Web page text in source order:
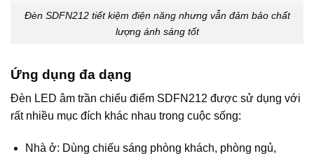
Đèn SDFN212 tiết kiệm điện năng nhưng vẫn đảm bảo chất
lượng ánh sáng tốt
Ứng dụng đa dạng
Đèn LED âm trần chiếu điểm SDFN212 được sử dụng với
rất nhiều mục đích khác nhau trong cuộc sống:
Nhà ở: Dùng chiếu sáng phòng khách, phòng ngủ,